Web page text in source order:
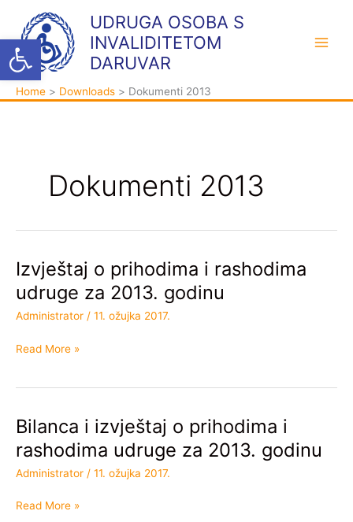
Open toolbar
content
UDRUGA OSOBA S
INVALIDITETOM
DARUVAR
Home Downloads Dokumenti 2013
Dokumenti 2013
Izvještaj o prihodima i rashodima
udruge za 2013. godinu
Administrator / 11. ožujka 2017.
Izvještaj
prihodima
i
udruge
2013.
Read More »
Bilanca i izvještaj o prihodima i
rashodima udruge za 2013. godinu
Administrator / 11. ožujka 2017.
Bilanca
izvještaj
o
iRead More »
t
e
g
h
i
v